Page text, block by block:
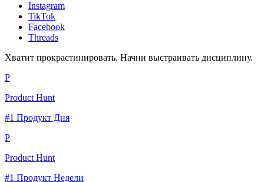
Instagram
TikTok
Facebook
Threads
Хватит прокрастинировать. Начни выстраивать дисциплину.
P
Product Hunt
#1 Продукт Дня
P
Product Hunt
#1 Продукт Недели